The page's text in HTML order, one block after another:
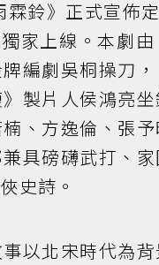
霖鈴》正式宣佈
家上線。本劇
編劇吳桐操刀
製片人侯鴻亮
、方逸倫、張
具磅礴武打、
史詩。
事以北宋時代為